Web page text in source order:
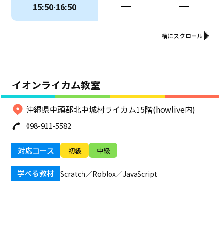
15:50-16:50 ー ー
横にスクロール
イオンライカム教室
沖縄県中頭郡北中城村ライカム15階(howlive内)
098-911-5582
対応コース 初級 中級
学べる教材 Scratch／Roblox／JavaScript